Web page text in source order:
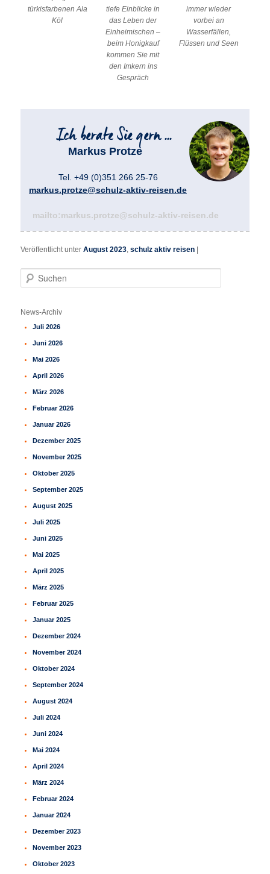
türkisfarbenen Ala
Köl
tiefe Einblicke in
das Leben der
Einheimischen –
beim Honigkauf
kommen Sie mit
den Imkern ins
Gespräch
immer wieder
vorbei an
Wasserfällen,
Flüssen und Seen
Markus Protze
Tel. +49 (0)351 266 25-76
markus.protze@schulz-aktiv-reisen.de
mailto:markus.protze@schulz-aktiv-reisen.de
Veröffentlicht unter August 2023 ,schulz aktiv reisen |
u
h
n
News-Archiv
Juli 2026
Juni 2026
Mai 2026
April 2026
März 2026
Februar 2026
Januar 2026
Dezember 2025
November 2025
Oktober 2025
September 2025
August 2025
Juli 2025
Juni 2025
Mai 2025
April 2025
März 2025
Februar 2025
Januar 2025
Dezember 2024
November 2024
Oktober 2024
September 2024
August 2024
Juli 2024
Juni 2024
Mai 2024
April 2024
März 2024
Februar 2024
Januar 2024
Dezember 2023
November 2023
Oktober 2023